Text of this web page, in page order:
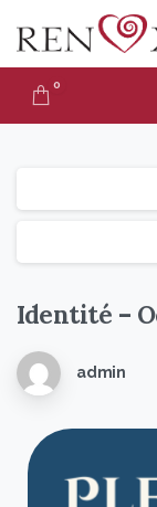
0
Identité –
admin